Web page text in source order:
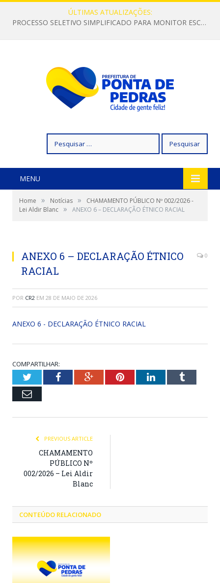
ÚLTIMAS ATUALIZAÇÕES:
PROCESSO SELETIVO SIMPLIFICADO PARA MONITOR ESCOLAR
por:
MENU
Home » Notícias »
CHAMAMENTO PÚBLICO Nº 002/2026 -
Lei Aldir Blanc » ANEXO 6 – DECLARAÇÃO ÉTNICO RACIAL
ANEXO 6 – DECLARAÇÃO ÉTNICO
RACIAL
0
POR CR2 EM 28 DE MAIO DE 2026
ANEXO 6 - DECLARAÇÃO ÉTNICO RACIAL
COMPARTILHAR:
TwitterFacebookGoogle+PinterestLinkedInTumblr
Email
PREVIOUS ARTICLE
CHAMAMENTO
PÚBLICO Nº
002/2026 – Lei Aldir
Blanc
CONTEÚDO RELACIONADO